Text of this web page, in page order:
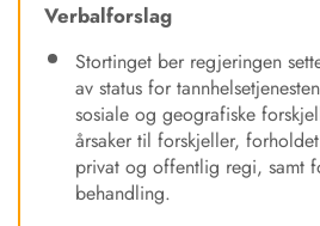
Verbalforslag
Stortinget ber regjeringen
av status for
sosiale og geografiske
årsaker til forskjeller,
privat og offentlig regi, samt
behandling.